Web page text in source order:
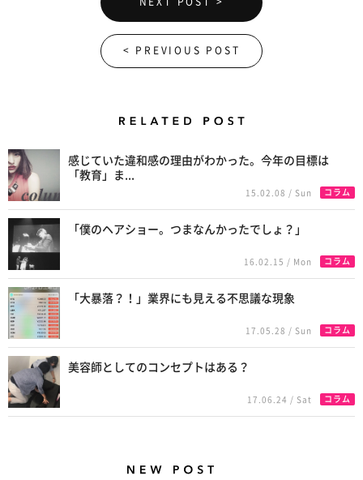
< PREVIOUS POST
感じていた違和感の理由がわかった。今年の目標は
「教育」ま...
15.02.08 / Sun コラム
「僕のヘアショー。つまなんかったでしょ？」
16.02.15 / Mon コラム
「大暴落？！」業界にも見える不思議な現象
17.05.28 / Sun コラム
美容師としてのコンセプトはある？
17.06.24 / Sat コラム